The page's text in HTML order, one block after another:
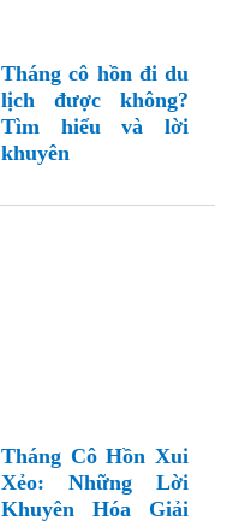
Tháng cô hồn đi du
lịch được không?
Tìm hiểu và lời
khuyên
Tháng Cô Hồn Xui
Xẻo: Những Lời
Khuyên Hóa Giải